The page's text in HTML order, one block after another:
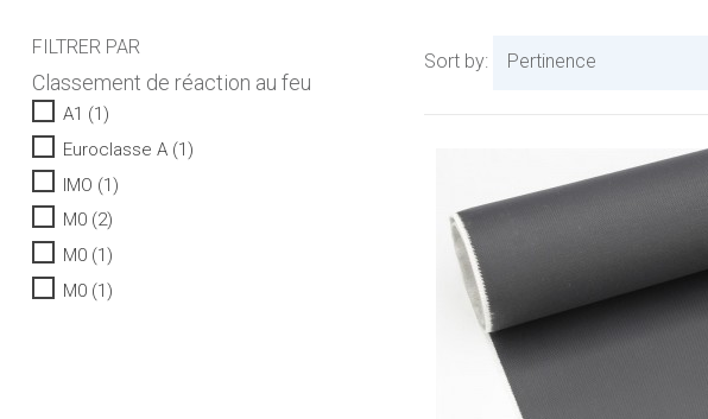
FILTRER PAR
Classement de réaction au feu
A1 (1)
Euroclasse A (1)
IMO (1)
M0 (2)
M0 (1)
M0 (1)
Sort by: Pertinence